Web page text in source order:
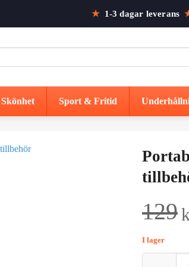
★ 1-3 dagar leverans
Skönhet Sport & Fritid
129
I lager